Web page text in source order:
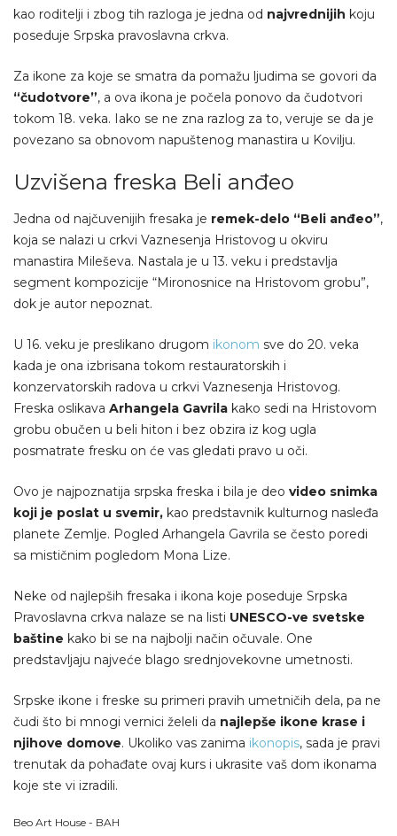
kao roditelji i zbog tih razloga je jedna od najvrednijih koju
poseduje Srpska pravoslavna crkva.
Za ikone za koje se smatra da pomažu ljudima se govori da
“čudotvore”, a ova ikona je počela ponovo da čudotvori
tokom 18. veka. Iako se ne zna razlog za to, veruje se da je
povezano sa obnovom napuštenog manastira u Kovilju.
Uzvišena freska Beli anđeo
Jedna od najčuvenijih fresaka je remek-delo “Beli anđeo”,
koja se nalazi u crkvi Vaznesenja Hristovog u okviru
manastira Mileševa. Nastala je u 13. veku i predstavlja
segment kompozicije “Mironosnice na Hristovom grobu”,
dok je autor nepoznat.
U 16. veku je preslikano drugom ikonom sve do 20. veka
kada je ona izbrisana tokom restauratorskih i
konzervatorskih radova u crkvi Vaznesenja Hristovog.
Freska oslikava Arhangela Gavrila kako sedi na Hristovom
grobu obučen u beli hiton i bez obzira iz kog ugla
posmatrate fresku on će vas gledati pravo u oči.
Ovo je najpoznatija srpska freska i bila je deo video snimka
koji je poslat u svemir, kao predstavnik kulturnog nasleđa
planete Zemlje. Pogled Arhangela Gavrila se često poredi
sa mističnim pogledom Mona Lize.
Neke od najlepših fresaka i ikona koje poseduje Srpska
Pravoslavna crkva nalaze se na listi UNESCO-ve svetske
baštine kako bi se na najbolji način očuvale. One
predstavljaju najveće blago srednjovekovne umetnosti.
Srpske ikone i freske su primeri pravih umetničih dela, pa ne
čudi što bi mnogi vernici želeli da najlepše ikone krase i
njihove domove. Ukoliko vas zanima ikonopis, sada je pravi
trenutak da pohađate ovaj kurs i ukrasite vaš dom ikonama
koje ste vi izradili.
Beo Art House - BAH